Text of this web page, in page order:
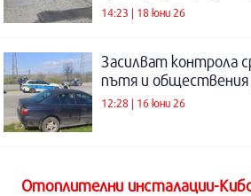
14:23 | 18 юни 26
Засилват контрола
пътя и обществения
12:28 | 16 юни 26
Отоплителни инсталации-